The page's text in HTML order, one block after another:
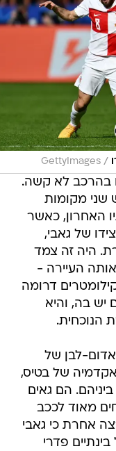
/
GettyImages
בהרכב לא קשה.
שני מקומות
האחרון, כאשר
של גאבי,
היה זה צמד
העיירה -
פלאסיוס אי ויאפרנקה, כ-30 קילומטרים דרומה
תושבים יש בה, והיא
לבן של
של בטיס,
ביניהם. הם גאים
מאוד לככב
אחרת כי גאבי
פדרי